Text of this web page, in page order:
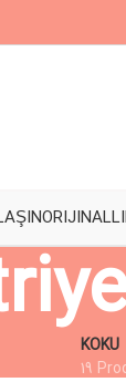
KOKU
19